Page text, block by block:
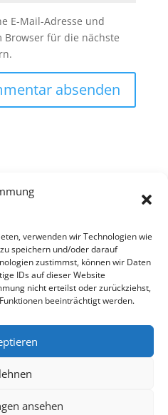
verwenden wir Technologien wie
speichern und/oder darauf
zustimmst, können wir Daten
IDs auf dieser Website
nicht erteilst oder zurückziehst,
beeinträchtigt werden.
ansehen
E-Mail-Adresse und
Browser für die nächste
(EU)